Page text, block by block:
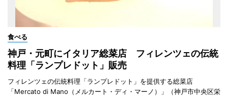
食べる
神戸・元町にイタリア総菜店 フィレンツェの伝統
料理「ランプレドット」販売
フィレンツェの伝統料理「ランプレドット」を提供する総菜店
「Mercato di Mano（メルカート・ディ・マーノ）」（神戸市中央区栄